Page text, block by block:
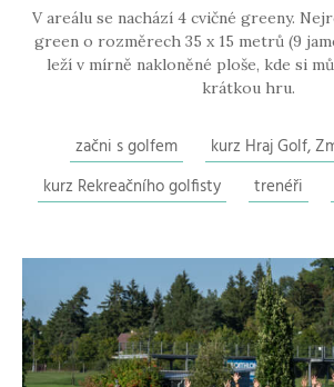
V areálu se nachází 4 cvičné greeny.
green o rozměrech 35 x 15 metrů (9
leží v mírně nakloněné ploše, kde si
krátkou hru.
začni s golfem
kurz Hraj Golf,
kurz Rekreačního golfisty
trenéři